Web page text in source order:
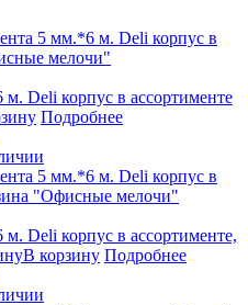
Deli корпус в ассортименте
Подробнее
Deli корпус в ассортименте,
В корзину Подробнее